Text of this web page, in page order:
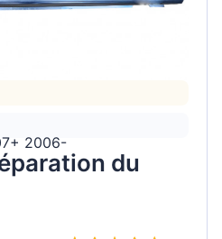
2006-
du